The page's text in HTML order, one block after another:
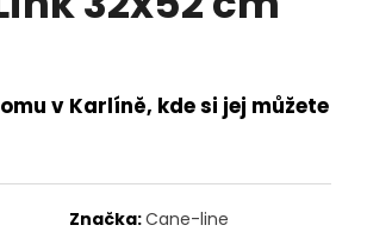
v Karlíně, kde si jej můžete
Značka:Cane-line